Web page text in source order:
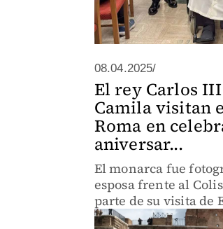
08.04.2025/
El rey Carlos
Camila visitan
Roma en
aniversar...
El monarca fue
esposa frente al
parte de su visita de